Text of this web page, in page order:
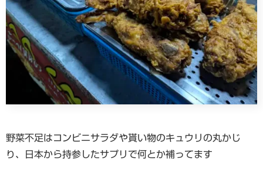
野菜不足はコンビニサラダや貰い物のキュウリの丸かじ
り、日本から持参したサプリで何とか補ってます